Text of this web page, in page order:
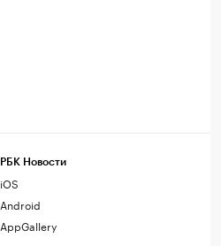
РБК Новости
iOS
Android
AppGallery